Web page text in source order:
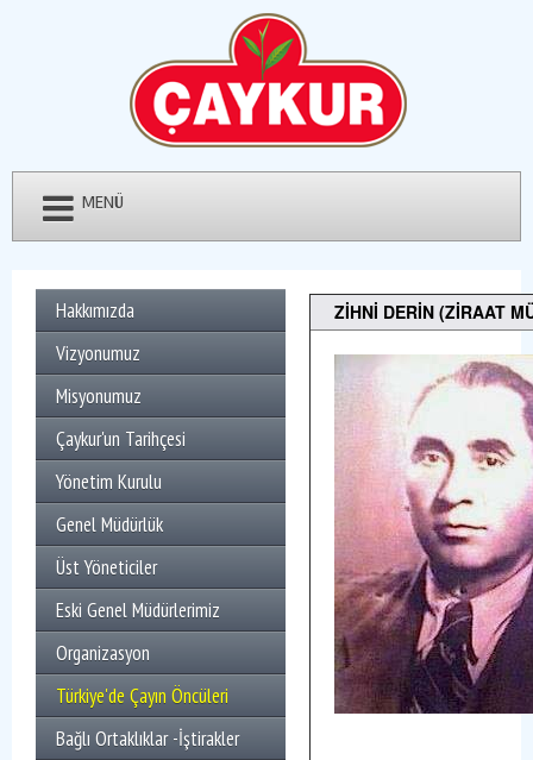
MENÜ
Hakkımızda
Vizyonumuz
Misyonumuz
Çaykur'un Tarihçesi
Yönetim Kurulu
Genel Müdürlük
Üst Yöneticiler
Eski Genel Müdürlerimiz
Organizasyon
Türkiye'de Çayın Öncüleri
Bağlı Ortaklıklar -İştirakler
ZİHNİ DERİN (ZİRAAT